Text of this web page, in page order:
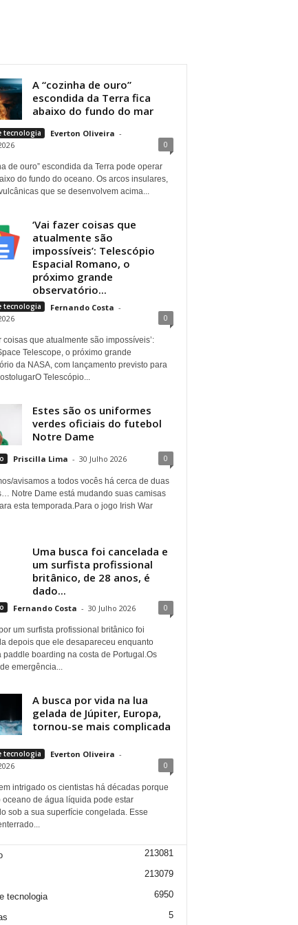
A “cozinha de ouro”
escondida da Terra fica
abaixo do fundo do mar
tecnologia Everton Oliveira -
0
de ouro” escondida da Terra pode operar
do fundo do oceano. Os arcos insulares,
que se desenvolvem acima...
‘Vai fazer coisas que
atualmente são
impossíveis’: Telescópio
Espacial Romano, o
próximo grande
observatório...
tecnologia Fernando Costa -
0
coisas que atualmente são impossíveis’:
Telescope, o próximo grande
da NASA, com lançamento previsto para
Telescópio...
Estes são os uniformes
verdes oficiais do futebol
Notre Dame
Priscilla Lima - 30 Julho 2026 0
avisamos a todos vocês há cerca de duas
Notre Dame está mudando suas camisas
esta temporada.Para o jogo Irish War
Uma busca foi cancelada e
um surfista profissional
britânico, de 28 anos, é
dado...
Fernando Costa - 30 Julho 2026 0
um surfista profissional britânico foi
depois que ele desapareceu enquanto
paddle boarding na costa de Portugal.Os
emergência...
A busca por vida na lua
gelada de Júpiter, Europa,
tornou-se mais complicada
tecnologia Everton Oliveira -
0
intrigado os cientistas há décadas porque
oceano de água líquida pode estar
sob a sua superfície congelada. Esse
213081
213079
tecnologia 6950
5